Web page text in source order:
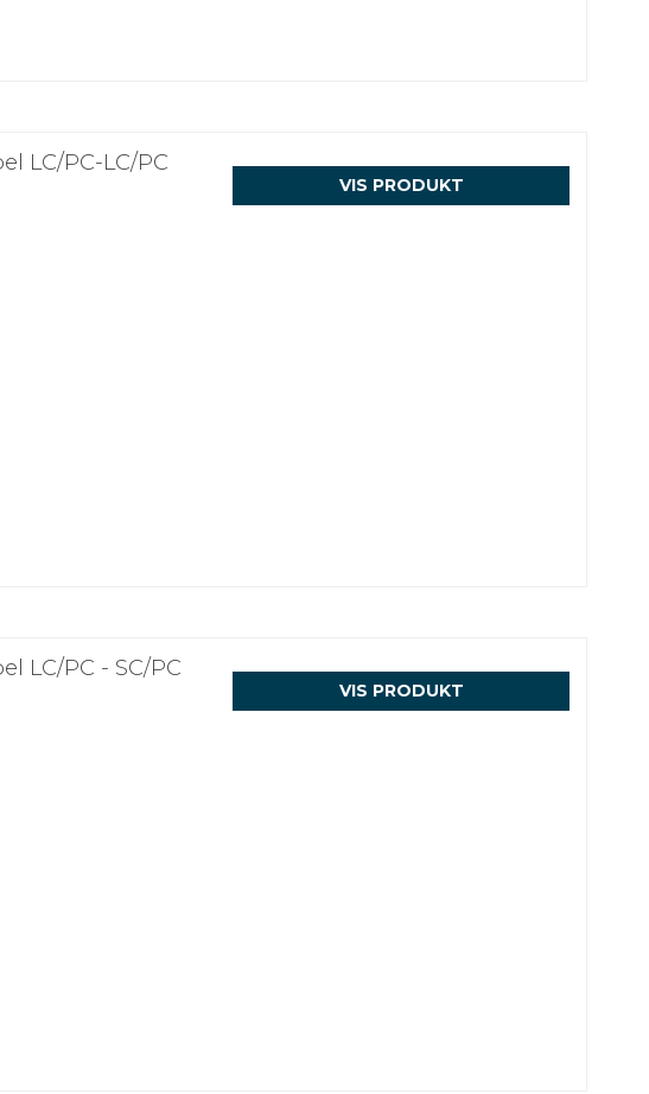
LC/PC-LC/PC
VIS PRODUKT
LC/PC - SC/PC
VIS PRODUKT